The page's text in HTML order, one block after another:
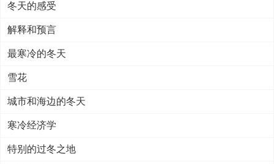
冬天的感受
解释和预言
最寒冷的冬天
雪花
城市和海边的冬天
寒冷经济学
特别的过冬之地